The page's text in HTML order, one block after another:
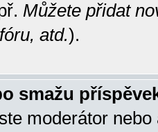
Můžete přidat
atd.).
smažu
moderátor